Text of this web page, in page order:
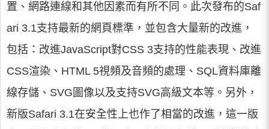
置、網路連線和其他因素而有所不同。此次發布的Saf
ari 3.1支持最新的網頁標準，並包含大量新的改進，
包括：改進JavaScript對CSS 3支持的性能表現、改進
CSS渲染、HTML 5視頻及音頻的處理、SQL資料庫離
線存儲、SVG圖像以及支持SVG高級文本等。另外，
新版Safari 3.1在安全性上也作了相當的改進，這一版